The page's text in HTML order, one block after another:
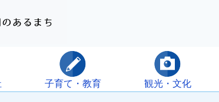
子育て・教育 観光・文化